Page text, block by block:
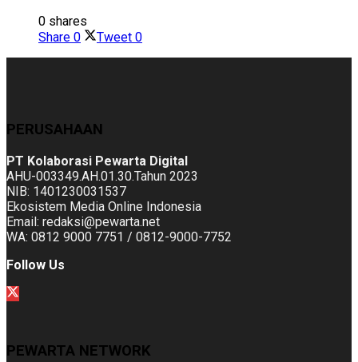
0 shares
Share 0 Tweet 0
PERUSAHAAN
PT Kolaborasi Pewarta Digital
AHU-003349.AH.01.30.Tahun 2023
NIB: 1401230031537
Ekosistem Media Online Indonesia
Email: redaksi@pewarta.net
WA: 0812 9000 7751 / 0812-9000-7752
Follow Us
PEWARTA NETWORK